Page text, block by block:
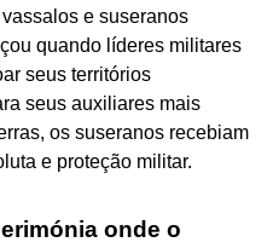
e suseranos
quando líderes militares
seus territórios
seus auxiliares mais
os suseranos recebiam
e proteção militar.
onde o